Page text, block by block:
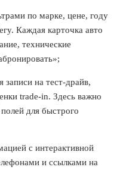
по марке, цене, году
Каждая карточка авто
технические
записи на тест-драйв,
trade-in. Здесь важно
для быстрого
с интерактивной
и ссылками на